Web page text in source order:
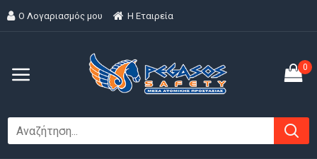
Ο Λογαριασμός μου H Εταιρεία
0